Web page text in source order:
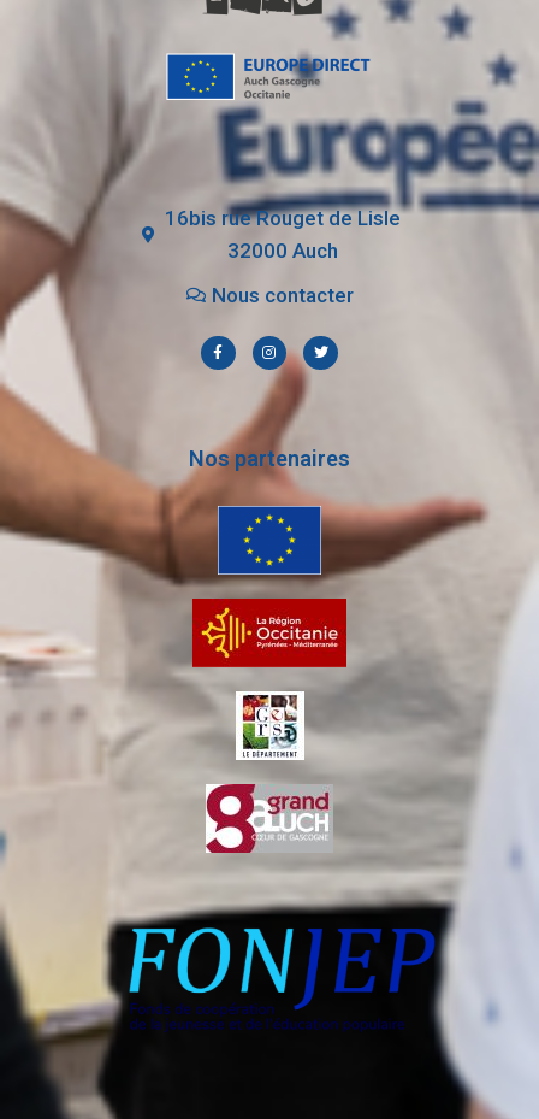
16bis rue Rouget de Lisle
32000 Auch
Nous contacter
Nos partenaires